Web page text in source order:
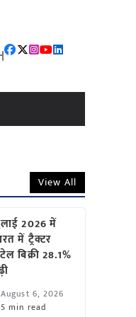
View All
2026 में
में ट्रैक्टर
बिक्री 28.1%
August 6, 2026
5 min read